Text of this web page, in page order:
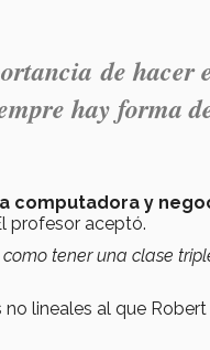
de hacer
hay forma
computadora y
profesor aceptó.
tener una clase
lineales al que